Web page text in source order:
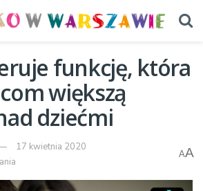
funkcję, która
większą
dziećmi
17 kwietnia 2020
AA